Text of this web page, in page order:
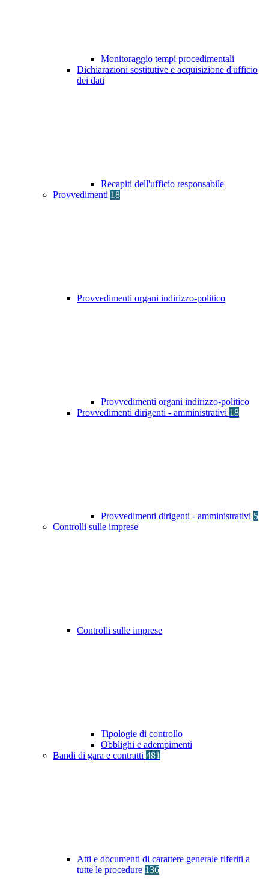
Monitoraggio tempi procedimentali
Dichiarazioni sostitutive e acquisizione d'ufficio
dei dati
Recapiti dell'ufficio responsabile
Provvedimenti 18
Provvedimenti organi indirizzo-politico
Provvedimenti organi indirizzo-politico
Provvedimenti dirigenti - amministrativi 18
Provvedimenti dirigenti - amministrativi 5
Controlli sulle imprese
Controlli sulle imprese
Tipologie di controllo
Obblighi e adempimenti
Bandi di gara e contratti 481
Atti e documenti di carattere generale riferiti a
tutte le procedure 136